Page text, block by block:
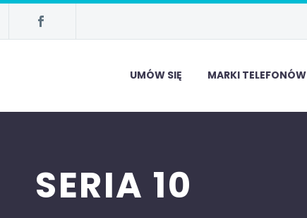
UMÓW SIĘ MARKI TELEFONÓW
SERIA 10